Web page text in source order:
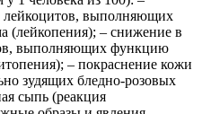
лейкоцитов, выполняющих
(лейкопения); ‒ снижение в
выполняющих функцию
‒ покраснение кожи
зудящих бледно-розовых
сыпь (реакция